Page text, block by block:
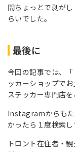
間ちょっとで剥が
らいでした。
最後に
今回の記事では、
ッカーショップで
ステッカー専門店を
Instagramからもた
かったら１度検索し
トロント在住者・